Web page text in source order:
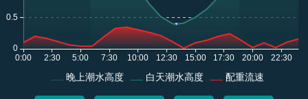
晚上潮水高度 白天潮水高度 配重流速